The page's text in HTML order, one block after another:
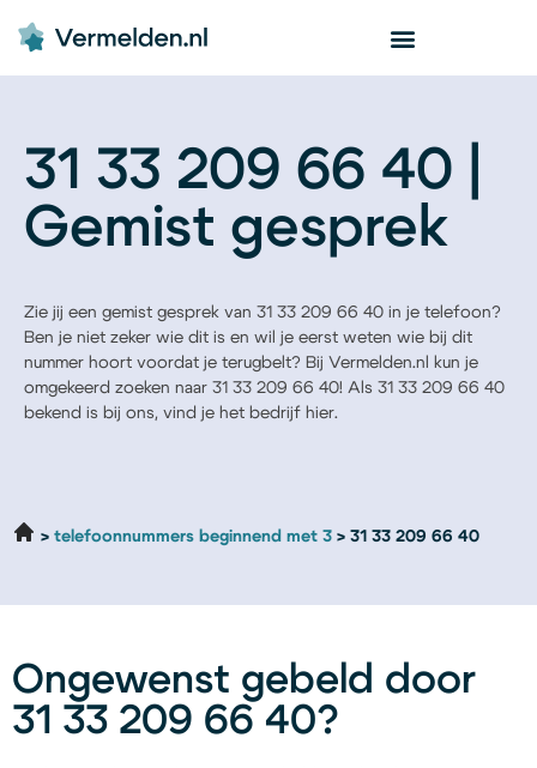
31 33 209 66 40 |
Gemist gesprek
Zie jij een gemist gesprek van 31 33 209 66 40 in je telefoon?
Ben je niet zeker wie dit is en wil je eerst weten wie bij dit
nummer hoort voordat je terugbelt? Bij Vermelden.nl kun je
omgekeerd zoeken naar 31 33 209 66 40! Als 31 33 209 66 40
bekend is bij ons, vind je het bedrijf hier.
telefoonnummers beginnend met 3 31 33 209 66 40
Ongewenst gebeld door
31 33 209 66 40?